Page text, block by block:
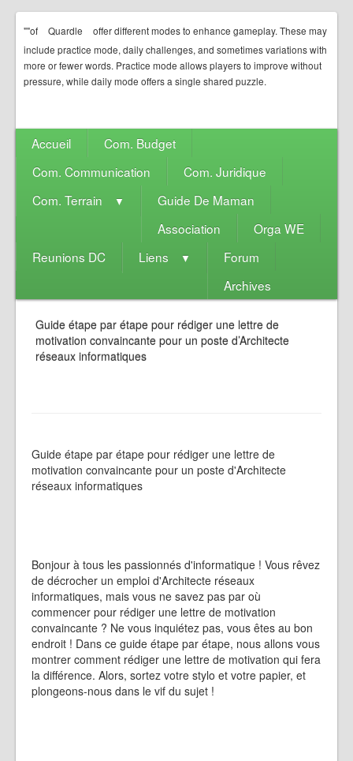
""of Quardle
offer different modes to enhance gameplay. These may
include practice mode, daily challenges, and sometimes variations with
more or fewer words. Practice mode allows players to improve without
pressure, while daily mode offers a single shared puzzle.
Accueil
Com. Budget
Com. Communication
Com. Juridique
Com. Terrain
▼
Guide De Maman
Association
Orga WE
Reunions DC
Liens ▼
Forum
Archives
Guide étape par étape pour rédiger une lettre de
motivation convaincante pour un poste d’Architecte
réseaux informatiques
Guide étape par étape pour rédiger une lettre de
motivation convaincante pour un poste d'Architecte
réseaux informatiques
Bonjour à tous les passionnés d'informatique ! Vous rêvez
de décrocher un emploi d'Architecte réseaux
informatiques, mais vous ne savez pas par où
commencer pour rédiger une lettre de motivation
convaincante ? Ne vous inquiétez pas, vous êtes au bon
endroit ! Dans ce guide étape par étape, nous allons vous
montrer comment rédiger une lettre de motivation qui fera
la différence. Alors, sortez votre stylo et votre papier, et
plongeons-nous dans le vif du sujet !